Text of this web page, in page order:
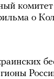
комитет
о